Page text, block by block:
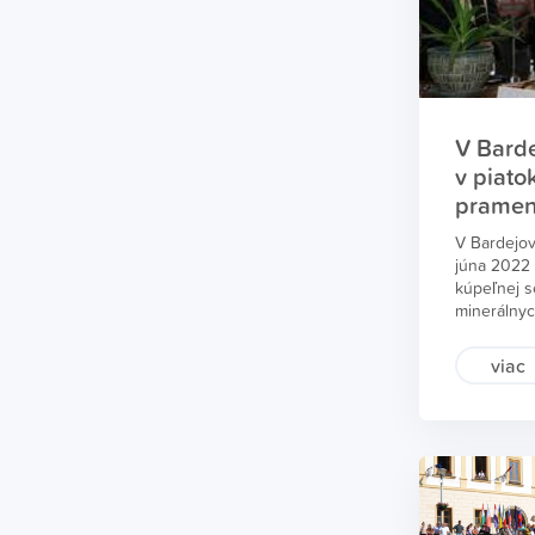
„ŠARIŠ“ –
V
v
V
júna
kúpeľnej
pramene
však v
kúpaliska
viac